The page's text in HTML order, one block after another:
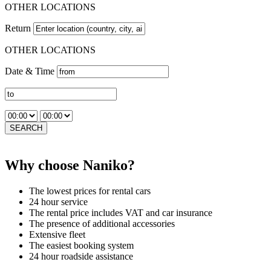
OTHER LOCATIONS
Return
OTHER LOCATIONS
Date & Time
SEARCH
Why choose Naniko?
The lowest prices for rental cars
24 hour service
The rental price includes VAT and car insurance
The presence of additional accessories
Extensive fleet
The easiest booking system
24 hour roadside assistance